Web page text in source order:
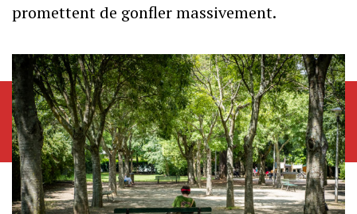
promettent de gonfler massivement.